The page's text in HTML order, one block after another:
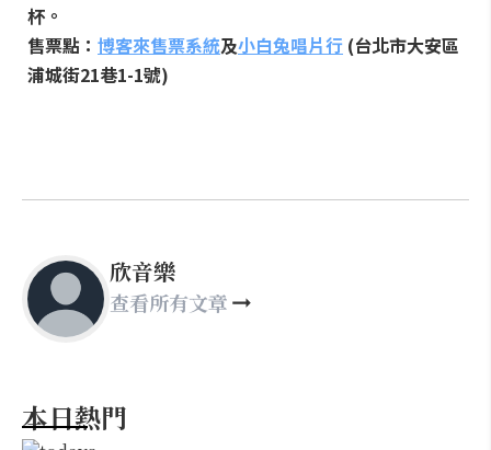
杯。
售票點： 博客來售票系統及小白兔唱片行 (台北市大安區
浦城街21巷1-1號)
欣音樂
查看所有文章
本日熱門